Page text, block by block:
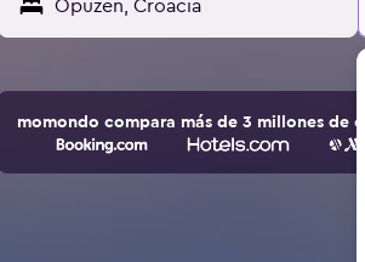
momondo compara más de 3 millones de